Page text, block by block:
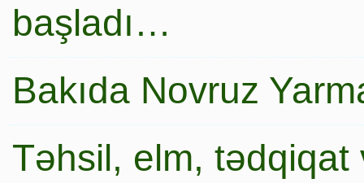
başladı…
Bakıda Novruz
Təhsil, elm,